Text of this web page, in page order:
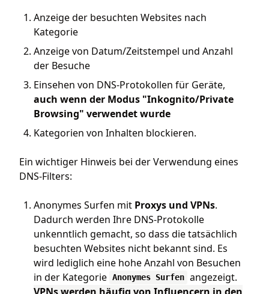
Anzeige der besuchten Websites nach
Kategorie
Anzeige von Datum/Zeitstempel und Anzahl
der Besuche
Einsehen von DNS-Protokollen für Geräte,
auch wenn der Modus "Inkognito/Private
Browsing" verwendet wurde
Kategorien von Inhalten blockieren.
Ein wichtiger Hinweis bei der Verwendung eines
DNS-Filters:
Anonymes Surfen mit Proxys und VPNs.
Dadurch werden Ihre DNS-Protokolle
unkenntlich gemacht, so dass die tatsächlich
besuchten Websites nicht bekannt sind. Es
wird lediglich eine hohe Anzahl von Besuchen
in der Kategorie Anonymes Surfen angezeigt.